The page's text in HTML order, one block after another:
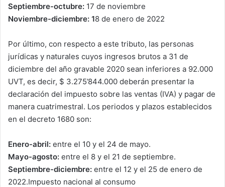
Septiembre-octubre: 17 de noviembre
Noviembre-diciembre: 18 de enero de 2022
Por último, con respecto a este tributo, las personas
jurídicas y naturales cuyos ingresos brutos a 31 de
diciembre del año gravable 2020 sean inferiores a 92.000
UVT, es decir, $ 3.275’844.000 deberán presentar la
declaración del impuesto sobre las ventas (IVA) y pagar de
manera cuatrimestral. Los periodos y plazos establecidos
en el decreto 1680 son:
Enero-abril: entre el 10 y el 24 de mayo.
Mayo-agosto: entre el 8 y el 21 de septiembre.
Septiembre-diciembre: entre el 12 y el 25 de enero de
2022.Impuesto nacional al consumo